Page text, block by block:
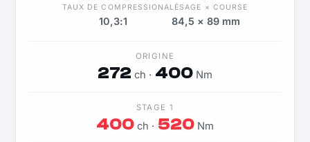
TAUX DE COMPRESSION
10,3:1
ALÉSAGE × COURSE
84,5 × 89 mm
ORIGINE
272 ch · 400Nm
STAGE 1
400 ch · 520Nm